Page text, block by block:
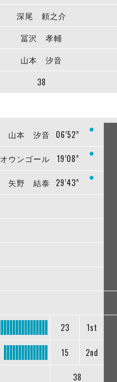
深尾 頼之介
冨沢 孝輔
山本 汐音
38
山本 汐音 06’52”
オウンゴール 19’08”
矢野 結泰 29’43”
23 1st
15 2nd
38